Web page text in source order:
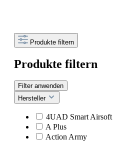
Produkte filtern
Produkte filtern
Filter anwenden
Hersteller
4UAD Smart Airsoft
A Plus
Action Army